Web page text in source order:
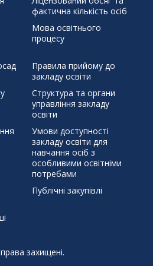
тиждень права
фактична кількість осіб
Мова освітнього
процесу
Правила прийому до
закладу освіти
Структура та органи
управління закладу
освіти
Умови доступності
закладу освіти для
навчання осіб з
особливими освітніми
потребами
Публічні закупівлі
захищені.